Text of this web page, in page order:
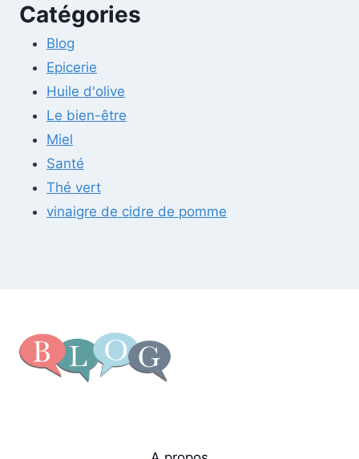
Catégories
Blog
Epicerie
Huile d'olive
Le bien-être
Miel
Santé
Thé vert
vinaigre de cidre de pomme